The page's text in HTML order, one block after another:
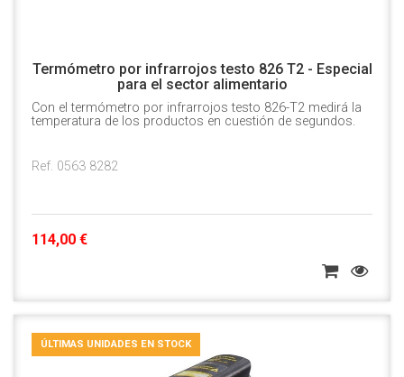
Termómetro por infrarrojos testo 826 T2 - Especial
para el sector alimentario
Con el termómetro por infrarrojos testo 826-T2 medirá la
temperatura de los productos en cuestión de segundos.
Ref. 0563 8282
114,00 €
ÚLTIMAS UNIDADES EN STOCK